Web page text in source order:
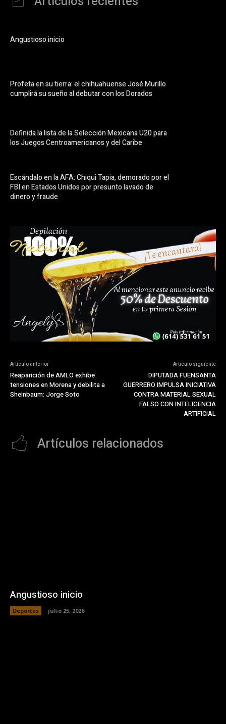
Angustioso inicio
Profeta en su tierra: el chihuahuense José Murillo
cumplirá su sueño al debutar con los Dorados
Definida la lista de la Selección Mexicana U20 para
los Juegos Centroamericanos y del Caribe
Escándalo en la AFA: Chiqui Tapia, demorado por el
FBI en Estados Unidos por presunto lavado de
dinero y fraude
Artículo anterior
Reaparición de AMLO exhibe
tensiones en Morena y debilita a
Sheinbaum: Jorge Soto
Artículo siguiente
DIPUTADA FUENSANTA
GUERRERO IMPULSA INICIATIVA
CONTRA MATERIAL SEXUAL
FALSO CON INTELIGENCIA
ARTIFICIAL
Artículos relacionados
Angustioso inicio
Deportes julio 25, 2026